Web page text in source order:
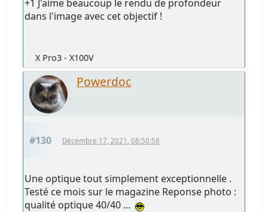
+1 J'aime beaucoup le rendu de profondeur
dans l'image avec cet objectif !
X Pro3 - X100V
Powerdoc
#130 Décembre 17, 2021, 08:50:58
Une optique tout simplement exceptionnelle .
Testé ce mois sur le magazine Reponse photo :
qualité optique 40/40 ...